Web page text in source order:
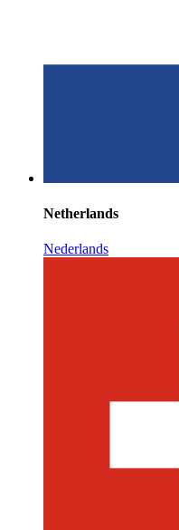
Netherlands
Nederlands